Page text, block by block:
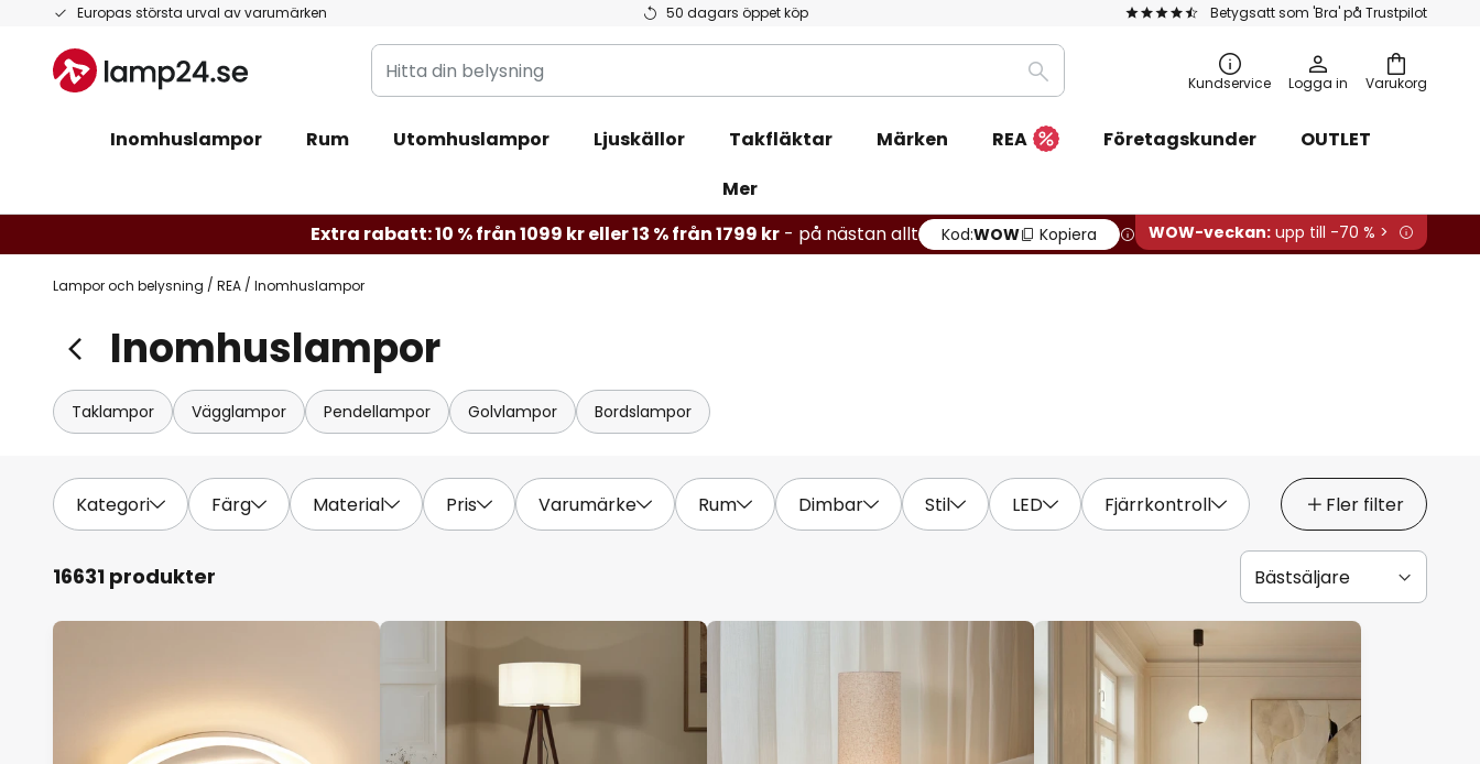
Europas största urval av varumärken 50 dagars öppet köp Betygsatt som 'Bra' på Trustpilot
Hoppa
innehållet
Varukorg
Hitta
din
Sök Kundservice Logga in
Inomhuslampor Rum Utomhuslampor Ljuskällor Takfläktar Märken REA Företagskunder
OUTLET
Mer
Extra rabatt: 10 % från 1099 kr eller 13 % från 1799 kr- på nästan
allt
Kod:WOW Kopiera WOW-veckan:upp till -70 % >
Inomhuslampor
Taklampor Vägglampor Pendellampor Golvlampor Bordslampor
Kategori Färg Fjärrkontroll
16631 produkter